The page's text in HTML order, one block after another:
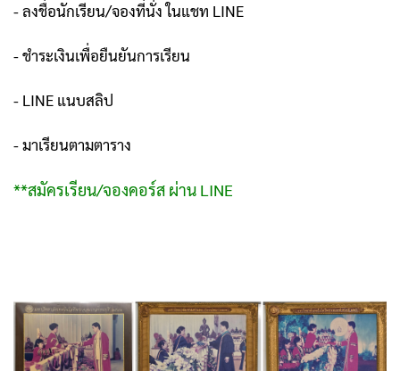
- ลงชื่อนักเรียน/จองที่นั่ง ในแชท LINE
- ชำระเงินเพื่อยืนยันการเรียน
- LINE แนบสลิป
- มาเรียนตามตาราง
**สมัครเรียน/จองคอร์ส ผ่าน LINE